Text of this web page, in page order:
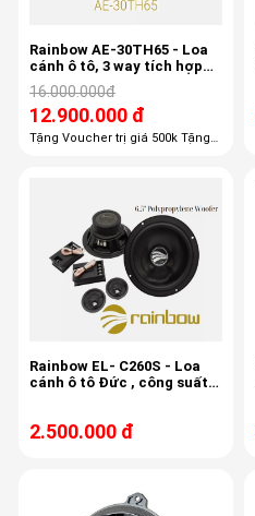
Rainbow AE-30TH65 - Loa
cánh ô tô, 3 way tích hợp
mid-treb , 6.5 inch, 80/150w,
50-22khz, 87db
16.000.000đ
12.900.000 đ
Tặng Voucher trị giá 500k Tặng
Rainbow EL- C260S - Loa
cánh ô tô Đức , công suất
2.500.000 đ